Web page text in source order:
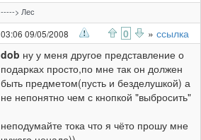
-----> Лес
03:06 09/05/2008 0 » ссылка
dob ну у меня другое представление о
подарках просто,по мне так он должен
быть предметом(пусть и безделушкой) а
не непонятно чем с кнопкой "выбросить"
неподумайте тока что я чёто прошу мне